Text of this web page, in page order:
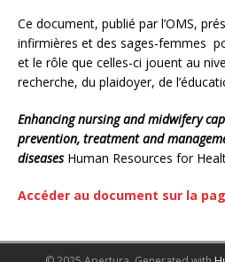
Ce document, publié par l’OMS,
infirmières et des sages-femmes
et le rôle que celles-ci jouent au
recherche, du plaidoyer, de
Enhancing nursing and midwifery
prevention, treatment and
diseasesHuman Resources for
Accéder au document sur la